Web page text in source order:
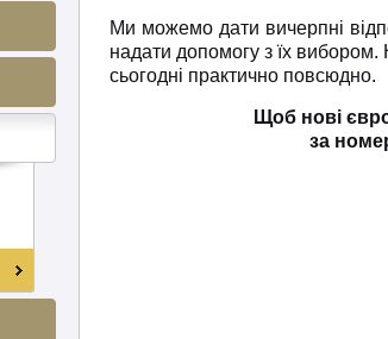
Ми можемо дати вичерпні
надати допомогу з їх вибором.
сьогодні практично повсюдно.
Щоб нові
за